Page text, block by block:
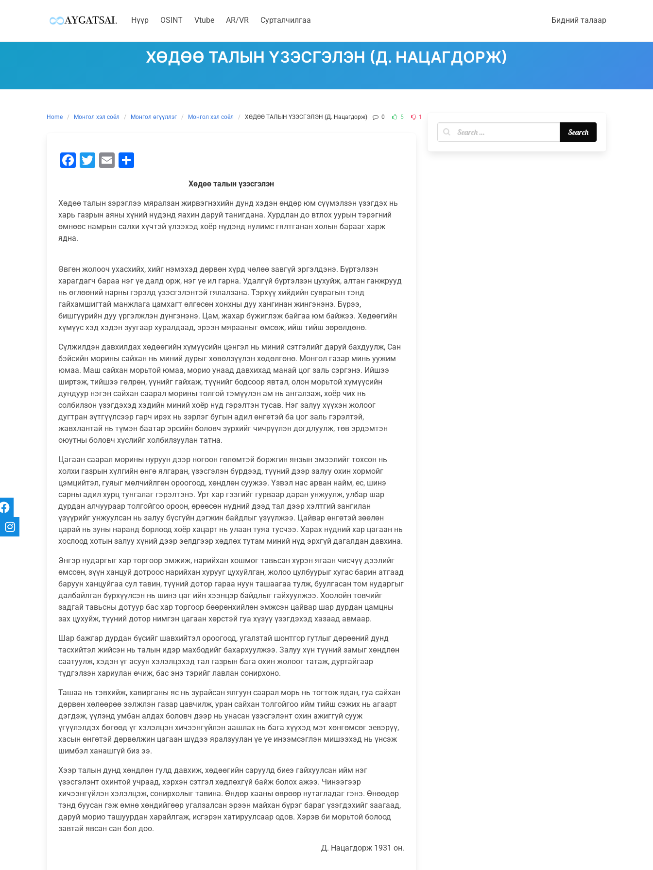
to
Нүүр OSINT Vtube AR/VR Сурталчилгаа Бидний талаар
ХӨДӨӨ ТАЛЫН YЗЭСГЭЛЭН (Д. НАЦАГДОРЖ)
Home Монгол хэл соёл Монгол өгүүллэг Монгол хэл соёл ХӨДӨӨ ТАЛЫН YЗЭСГЭЛЭН (Д. Нацагдорж) 0 5 1
Facebook
Twitter
Email
Хөдөө талын үзэсгэлэн
Хөдөө талын зэрэглээ мяралзан жирвэгнэхийн дунд хэдэн өндөр юм сүүмэлзэн үзэгдэх нь
харь газрын аяны хүний нүдэнд яахин даруй танигдана. Хурдлан до втлох уурын тэрэгний
өмнөөс намрын салхи хүчтэй үлээхэд хоёр нүдэнд нулимс гялтганан холын барааг харж
ядна.
Өвгөн жолооч ухасхийх, хийг нэмэхэд дөрвөн хүрд чөлөө завгүй эргэлдэнэ. Бүртэлзэн
харагдагч бараа нэг үе далд орж, нэг үе ил гарна. Удалгүй бүртэлзэн цухуйж, алтан ганжрууд
нь өглөөний нарны гэрэлд үзэсгэлэнтэй гялалзана. Тэрхүү хийдийн суврагын тэнд
гайхамшигтай манжлага цамхагт өлгөсөн хонхны дуу хангинан жингэнэнэ. Бүрээ,
бишгүүрийн дуу үргэлжлэн дүнгэнэнэ. Цам, жахар бүжиглэж байгаа юм байжээ. Хөдөөгийн
хүмүүс хэд хэдэн зуугаар хуралдаад, эрээн мярааныг өмсөж, ийш тийш зөрөлдөнө.
Сүлжилдэн давхилдах хөдөөгийн хүмүүсийн цэнгэл нь миний сэтгэлийг даруй бахдуулж, Сан
бэйсийн морины сайхан нь миний дурыг хөвөлзүүлэн хөдөлгөнө. Монгол газар минь уужим
юмаа. Маш сайхан морьтой юмаа, морио унаад давхихад манай цог заль сэргэнэ. Ийшээ
ширтэж, тийшээ гөлрөн, үүнийг гайхаж, түүнийг бодсоор явтал, олон морьтой хүмүүсийн
дундуур нэгэн сайхан саарал морины толгой тэмүүлэн ам нь ангалзаж, хоёр чих нь
солбилзон үзэгдэхэд хэдийн миний хоёр нүд гэрэлтэн тусав. Нэг залуу хүүхэн жолоог
дугтран зүтгүүлсээр гарч ирэх нь зэрлэг бугын адил өнгөтэй ба цог заль гэрэлтэй,
жавхлантай нь түмэн баатар эрсийн боловч зүрхийг чичрүүлэн догдлуулж, төв эрдэмтэн
оюутны боловч хүслийг холбилзуулан татна.
Цагаан саарал морины нуруун дээр ногоон гөлөмтэй боржгин янзын эмээлийг тохсон нь
холхи газрын хүлгийн өнгө ялгаран, үзэсгэлэн бүрдээд, түүний дээр залуу охин хормойг
цэмцийтэл, гуяыг мөлчийлгөн ороогоод, хөндлөн суужээ. Yзвэл нас арван найм, ес, шинэ
сарны адил хурц тунгалаг гэрэлтэнэ. Урт хар гэзгийг гурваар даран унжуулж, улбар шар
дурдан алчуураар толгойгоо ороон, өрөөсөн нүдний дээд тал дээр хэлтгий зангилан
үзүүрийг унжуулсан нь залуу бүсгүйн дэгжин байдлыг үзүүлжээ. Цайвар өнгөтэй зөөлөн
царай нь зуны наранд борлоод хоёр хацарт нь улаан туяа тусчээ. Харах нүдний хар цагаан нь
хослоод хотын залуу хүний дээр эелдгээр хөдлөх тутам миний нүд эрхгүй дагалдан давхина.
Энгэр нударгыг хар торгоор эмжиж, нарийхан хошмог тавьсан хүрэн ягаан чисчүү дээлийг
өмссөн, зүүн ханцуй дотроос нарийхан хурууг цухуйлган, жолоо цулбуурыг хугас барин атгаад
баруун ханцуйгаа сул тавин, түүний дотор гараа нуун ташаагаа тулж, буулгасан том нударгыг
далбайлган бүрхүүлсэн нь шинэ цаг ийн хээнцэр байдлыг гайхуулжээ. Хоолойн товчийг
задгай тавьсны дотуур бас хар торгоор бөөрөнхийлөн эмжсэн цайвар шар дурдан цамцны
зах цухуйж, түүний дотор нимгэн цагаан хөрстэй гуа хүзүү үзэгдэхэд хазаад авмаар.
Шар бажгар дурдан бүсийг шавхийтэл ороогоод, угалзтай шонтгор гутлыг дөрөөний дунд
тасхийтэл жийсэн нь талын идэр махбодийг бахархуулжээ. Залуу хүн түүний замыг хөндлөн
саатуулж, хэдэн үг асуун хэлэлцэхэд тал газрын бага охин жолоог татаж, дуртайгаар
түдгэлзэн хариулан өчиж, бас энэ тэрийг лавлан сонирхоно.
Ташаа нь тэвхийж, хавирганы яс нь зурайсан ялгуун саарал морь нь тогтож ядан, гуа сайхан
дөрвөн хөлөөрөө ээлжлэн газар цавчилж, уран сайхан толгойгоо ийм тийш сэжих нь агаарт
дэгдэж, үүлэнд умбан алдах боловч дээр нь унасан үзэсгэлэнт охин ажиггүй сууж
үгүүлэлдэх бөгөөд үг хэлэлцэн хичээнгүйлэн аашлах нь бага хүүхэд мэт хөнгөмсөг эевэрүү,
хасын өнгөтэй дөрвөлжин цагаан шүдээ яралзуулан үе үе инээмсэглэн мишээхэд нь үнсэж
шимбэл ханашгүй биз ээ.
Хээр талын дунд хөндлөн гулд давхиж, хөдөөгийн саруулд биеэ гайхуулсан ийм нэг
үзэсгэлэнт охинтой учраад, хэрхэн сэтгэл хөдлөхгүй байж болох ажээ. Чинээгээр
хичээнгүйлэн хэлэлцэж, сонирхолыг тавина. Өндөр хааны өврөөр нутагладаг гэнэ. Өнөөдөр
тэнд буусан гэж өмнө хөндийгөөр угалзалсан эрээн майхан бүрэг бараг үзэгдэхийг заагаад,
даруй морио ташуурдан харайлгаж, исгэрэн хатируулсаар одов. Хэрэв би морьтой болоод
завтай явсан сан бол доо.
Д. Нацагдорж 1931 он.